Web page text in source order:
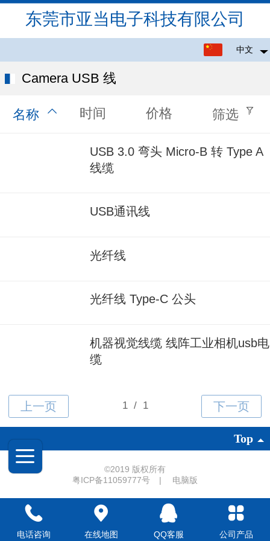
东莞市亚当电子科技有限公司
中文
Camera USB 线
名称 时间 价格 筛选
USB 3.0 弯头 Micro-B 转 Type A
线缆
USB通讯线
光纤线
光纤线 Type-C 公头
机器视觉线缆 线阵工业相机usb电
缆
Top
©2019 版权所有
粤ICP备11059777号
| 电脑版
电话咨询 在线地图 QQ客服 公司产品